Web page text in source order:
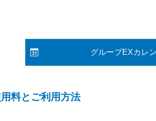
グループEXカレ
料とご利用方法